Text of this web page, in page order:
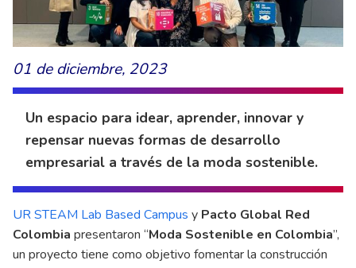
01 de diciembre, 2023
Un espacio para idear, aprender, innovar y
repensar nuevas formas de desarrollo
empresarial a través de la moda sostenible.
UR STEAM Lab Based Campus y Pacto Global Red
Colombia presentaron “Moda Sostenible en Colombia”,
un proyecto tiene como objetivo fomentar la construcción